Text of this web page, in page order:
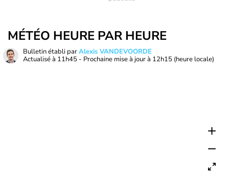
MÉTÉO HEURE PAR HEURE
Bulletin établi parAlexis VANDEVOORDE
Actualisé à 11h45 - Prochaine mise à jour à 12h15 (heure locale)